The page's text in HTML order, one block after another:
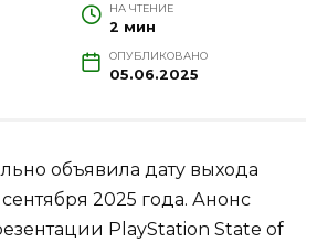
НА ЧТЕНИЕ
2 мин
ОПУБЛИКОВАНО
05.06.2025
объявила дату выхода
2025 года. Анонс
PlayStation State of